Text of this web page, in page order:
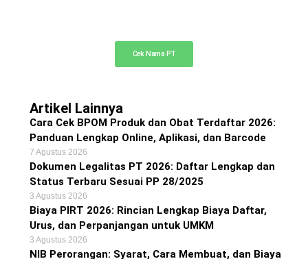
Cek Nama PT
Artikel Lainnya
Cara Cek BPOM Produk dan Obat Terdaftar 2026:
Panduan Lengkap Online, Aplikasi, dan Barcode
7 Agustus 2026
Dokumen Legalitas PT 2026: Daftar Lengkap dan
Status Terbaru Sesuai PP 28/2025
3 Agustus 2026
Biaya PIRT 2026: Rincian Lengkap Biaya Daftar,
Urus, dan Perpanjangan untuk UMKM
3 Agustus 2026
NIB Perorangan: Syarat, Cara Membuat, dan Biaya